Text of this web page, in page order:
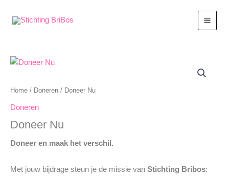
naar
Home / Doneren / Doneer Nu
Doneren
Doneer Nu
Doneer en maak het verschil.
Met jouw bijdrage steun je de missie van Stichting Bribos: